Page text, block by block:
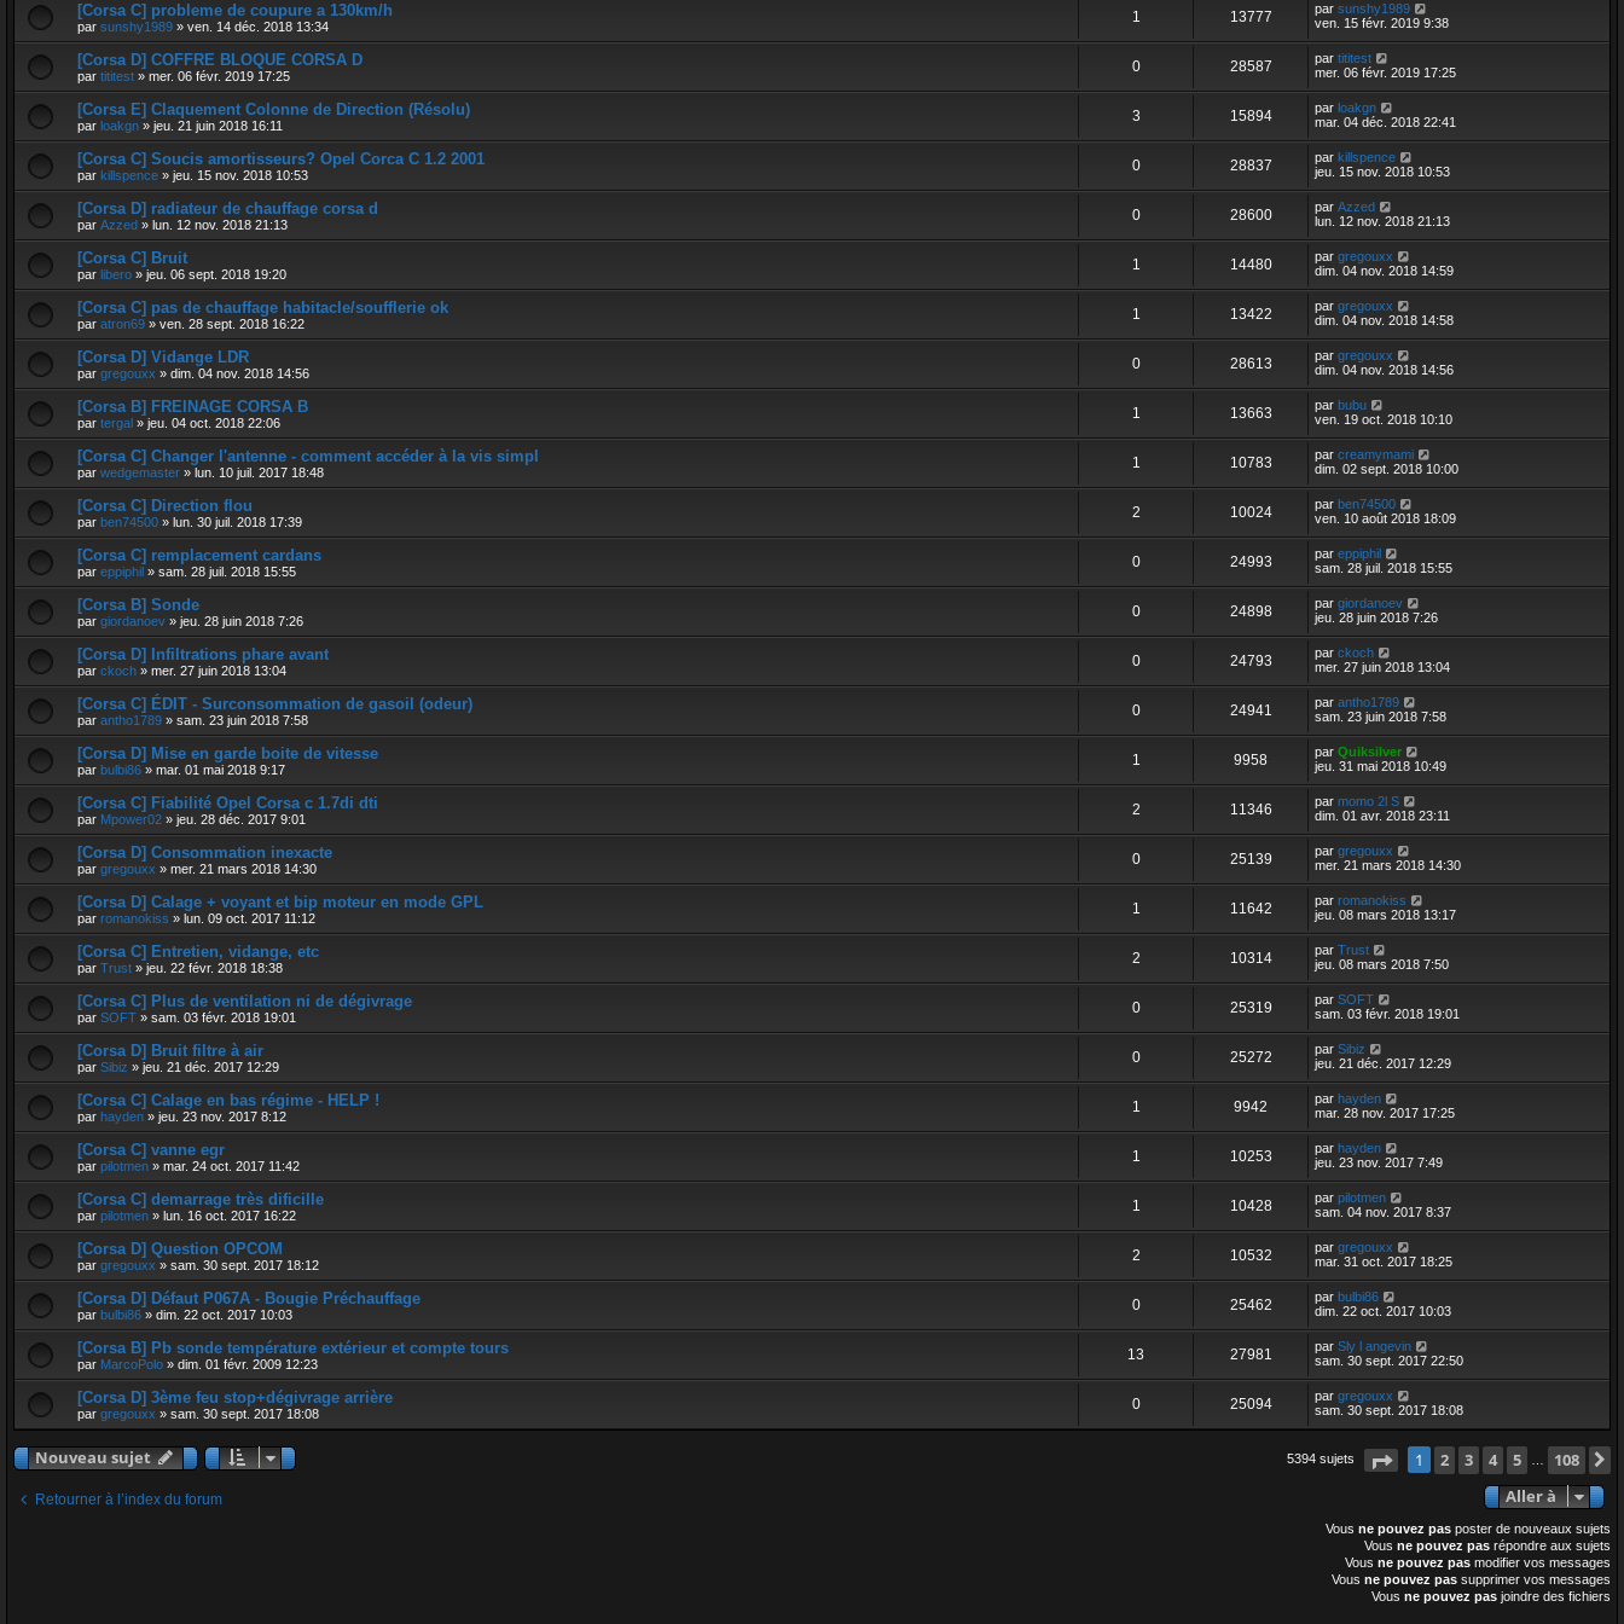
[Corsa C] probleme de coupure a 130km/h
par sunshy1989 » ven. 14 déc. 2018 13:34
1 13777 par sunshy1989
ven. 15 févr. 2019 9:38
[Corsa D] COFFRE BLOQUE CORSA D
par tititest » mer. 06 févr. 2019 17:25
0 28587 par tititest
mer. 06 févr. 2019 17:25
[Corsa E] Claquement Colonne de Direction (Résolu)
par loakgn » jeu. 21 juin 2018 16:11
3 15894 par loakgn
mar. 04 déc. 2018 22:41
[Corsa C] Soucis amortisseurs? Opel Corca C 1.2 2001
par killspence » jeu. 15 nov. 2018 10:53
0 28837 par killspence
jeu. 15 nov. 2018 10:53
[Corsa D] radiateur de chauffage corsa d
par Azzed » lun. 12 nov. 2018 21:13
0 28600 par Azzed
lun. 12 nov. 2018 21:13
[Corsa C] Bruit
par libero » jeu. 06 sept. 2018 19:20
1 14480 par gregouxx
dim. 04 nov. 2018 14:59
[Corsa C] pas de chauffage habitacle/soufflerie ok
par atron69 » ven. 28 sept. 2018 16:22
1 13422 par gregouxx
dim. 04 nov. 2018 14:58
[Corsa D] Vidange LDR
par gregouxx » dim. 04 nov. 2018 14:56
0 28613 par gregouxx
dim. 04 nov. 2018 14:56
[Corsa B] FREINAGE CORSA B
par tergal » jeu. 04 oct. 2018 22:06
1 13663 par bubu
ven. 19 oct. 2018 10:10
[Corsa C] Changer l'antenne - comment accéder à la vis simpl
par wedgemaster » lun. 10 juil. 2017 18:48
1 10783 par creamymami
dim. 02 sept. 2018 10:00
[Corsa C] Direction flou
par ben74500 » lun. 30 juil. 2018 17:39
2 10024 par ben74500
ven. 10 août 2018 18:09
[Corsa C] remplacement cardans
par eppiphil » sam. 28 juil. 2018 15:55
0 24993 par eppiphil
sam. 28 juil. 2018 15:55
[Corsa B] Sonde
par giordanoev » jeu. 28 juin 2018 7:26
0 24898 par giordanoev
jeu. 28 juin 2018 7:26
[Corsa D] Infiltrations phare avant
par ckoch » mer. 27 juin 2018 13:04
0 24793 par ckoch
mer. 27 juin 2018 13:04
[Corsa C] ÉDIT - Surconsommation de gasoil (odeur)
par antho1789 » sam. 23 juin 2018 7:58
0 24941 par antho1789
sam. 23 juin 2018 7:58
[Corsa D] Mise en garde boite de vitesse
par bulbi86 » mar. 01 mai 2018 9:17
1 9958 par Quiksilver
jeu. 31 mai 2018 10:49
[Corsa C] Fiabilité Opel Corsa c 1.7di dti
par Mpower02 » jeu. 28 déc. 2017 9:01
2 11346 par momo 2l S
dim. 01 avr. 2018 23:11
[Corsa D] Consommation inexacte
par gregouxx » mer. 21 mars 2018 14:30
0 25139 par gregouxx
mer. 21 mars 2018 14:30
[Corsa D] Calage + voyant et bip moteur en mode GPL
par romanokiss » lun. 09 oct. 2017 11:12
1 11642 par romanokiss
jeu. 08 mars 2018 13:17
[Corsa C] Entretien, vidange, etc
par Trust » jeu. 22 févr. 2018 18:38
2 10314 par Trust
jeu. 08 mars 2018 7:50
[Corsa C] Plus de ventilation ni de dégivrage
par SOFT » sam. 03 févr. 2018 19:01
0 25319 par SOFT
sam. 03 févr. 2018 19:01
[Corsa D] Bruit filtre à air
par Sibiz » jeu. 21 déc. 2017 12:29
0 25272 par Sibiz
jeu. 21 déc. 2017 12:29
[Corsa C] Calage en bas régime - HELP !
par hayden » jeu. 23 nov. 2017 8:12
1 9942 par hayden
mar. 28 nov. 2017 17:25
[Corsa C] vanne egr
par pilotmen » mar. 24 oct. 2017 11:42
1 10253 par hayden
jeu. 23 nov. 2017 7:49
[Corsa C] demarrage très dificille
par pilotmen » lun. 16 oct. 2017 16:22
1 10428 par pilotmen
sam. 04 nov. 2017 8:37
[Corsa D] Question OPCOM
par gregouxx » sam. 30 sept. 2017 18:12
2 10532 par gregouxx
mar. 31 oct. 2017 18:25
[Corsa D] Défaut P067A - Bougie Préchauffage
par bulbi86 » dim. 22 oct. 2017 10:03
0 25462 par bulbi86
dim. 22 oct. 2017 10:03
[Corsa B] Pb sonde température extérieur et compte tours
par MarcoPolo » dim. 01 févr. 2009 12:23
13 27981 par Sly l angevin
sam. 30 sept. 2017 22:50
[Corsa D] 3ème feu stop+dégivrage arrière
par gregouxx » sam. 30 sept. 2017 18:08
0 25094 par gregouxx
sam. 30 sept. 2017 18:08
Nouveau sujet 5394 sujets Page 1sur 108
1 2 3 4 5 … 108
Retourner à l’index du forum Aller à
Vous ne pouvez pas poster de nouveaux sujets
Vous ne pouvez pas répondre aux sujets
Vous ne pouvez pas modifier vos messages
Vous ne pouvez pas supprimer vos messages
Vous ne pouvez pas joindre des fichiers